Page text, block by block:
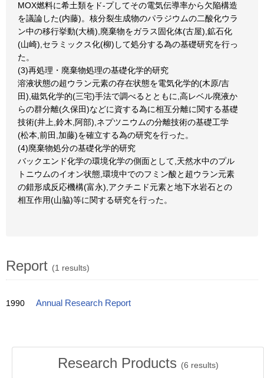
MOX燃料に希土類をド-プしてその電気伝導率から欠陥構造
を議論した(内藤)。核分裂生成物のパラジウムの二酸化ウラ
ン中の移行挙動(大橋),廃棄物をガラス固化体(古屋),鉱石化
(山崎),セラミックス化(柳)して処分する為の基礎研究を行っ
た。
(3)再処理・廃棄物処理の基礎化学的研究
溶液状態の超ウラン元素の存在状態を電気化学的(木原/吉
田),磁気化学的(三宅)手法で調べるとともに,高レベル廃液か
らの群分離(久保田)などに資する為に相互分離に関する基礎
技術(井上,鈴木,阿部),ネプツニウムの分離技術の基礎工学
(松本,前田,加藤)を確立する為の研究を行った。
(4)廃棄物処分の基礎化学的研究
バックエンド化学の環境化学の側面として,天然水中のプル
トニウムのイオン状態,環境中でのフミン酸と超ウラン元素
の錯形成反応機構(富永),アクチニド元素と地下水岩石との
相互作用(山脇)等に関する研究を行った。
Report (1 results)
1990 Annual Research Report
Research Products (6 results)